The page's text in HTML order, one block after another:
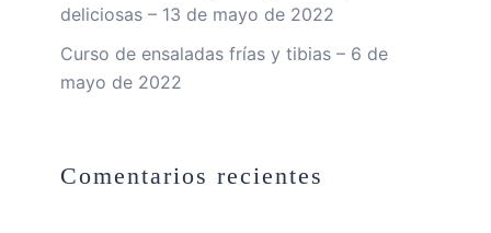
deliciosas – 13 de mayo de 2022
Curso de ensaladas frías y tibias – 6 de
mayo de 2022
Comentarios recientes